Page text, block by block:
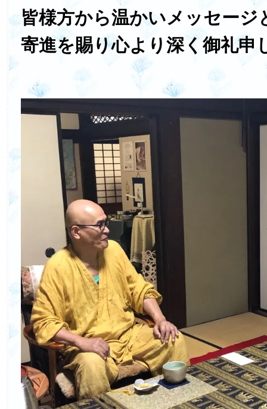
皆様方から温かいメッセージ
寄進を賜り心より深く御礼申